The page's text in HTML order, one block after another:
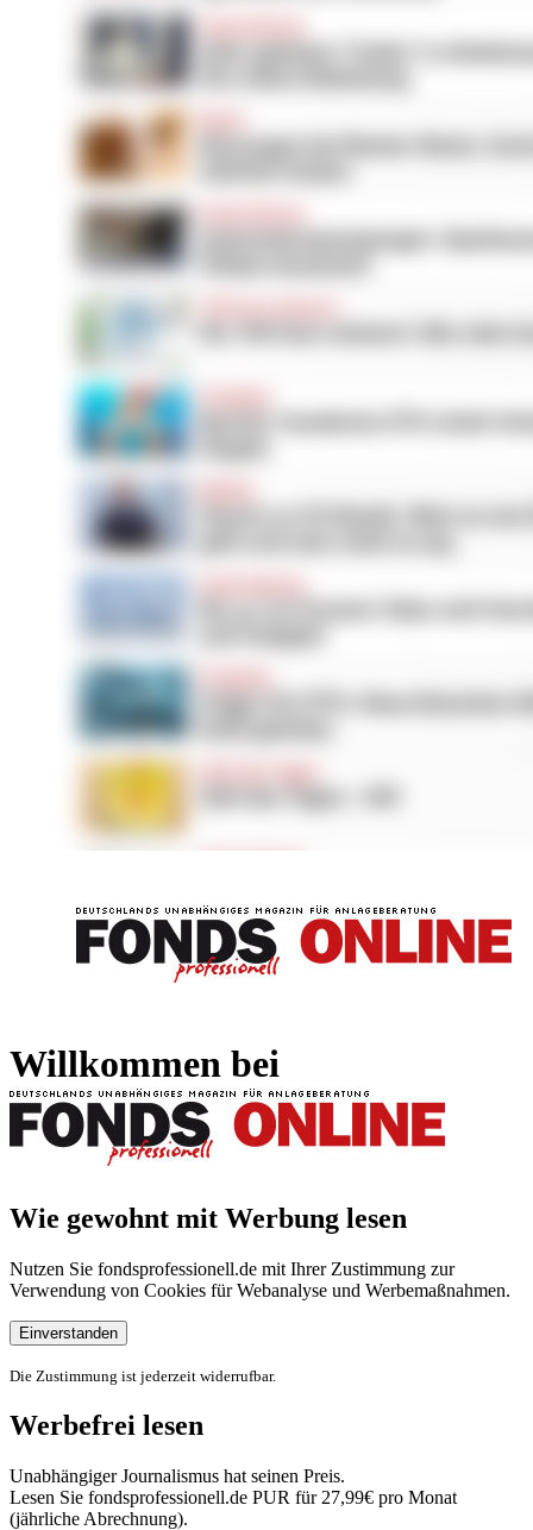
Willkommen bei
Wie gewohnt mit Werbung lesen
Nutzen Sie fondsprofessionell.de mit Ihrer Zustimmung zur
Verwendung von Cookies für Webanalyse und Werbemaßnahmen.
Einverstanden
Die Zustimmung ist jederzeit widerrufbar.
Werbefrei lesen
Unabhängiger Journalismus hat seinen Preis.
Lesen Sie fondsprofessionell.de PUR für 27,99€ pro Monat
(jährliche Abrechnung).